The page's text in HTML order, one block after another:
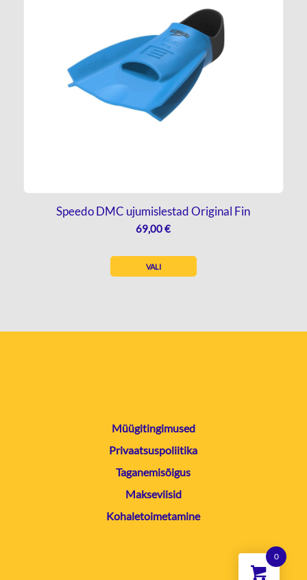
Speedo DMC ujumislestad Original Fin
69,00€
VALI
Müügitingimused
Privaatsuspoliitika
Taganemisõigus
Makseviisid
Kohaletoimetamine
0